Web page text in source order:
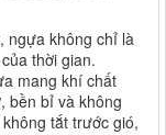
ngựa không chỉ là
thời gian.
mang khí chất
bền bỉ và không
tắt trước gió,